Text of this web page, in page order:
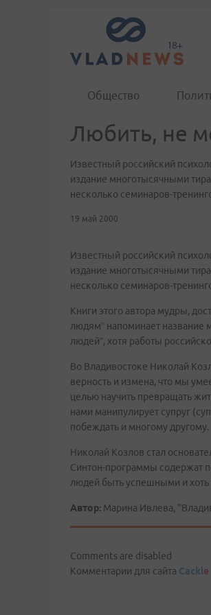
Общество
Любить, не
Известный российский
издание многотысячными
несколько семинаров-
19 май 2000
Известный российский
издание многотысячными
несколько семинаров-
Книги этого автора мудры,
людям” напоминает название
людей”, хотя работы
Во Владивостоке Николай
верность и измена, что мы
целью научить превращать
нами манипулирует супруг
побеждать и многому другому.
Николай Козлов стал
Синтон-программы содержат
людей быть успешными и хоть
Автор: Марина Ивлева,
Comments are disabled
Комментарии для сайта Cackle